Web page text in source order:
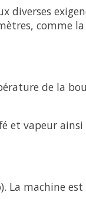
diverses
comme
de la
vapeur ainsi
La machine